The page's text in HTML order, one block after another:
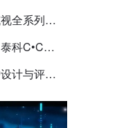
新时代
全系列物
心！
科C•CUR
新时代
计与评估